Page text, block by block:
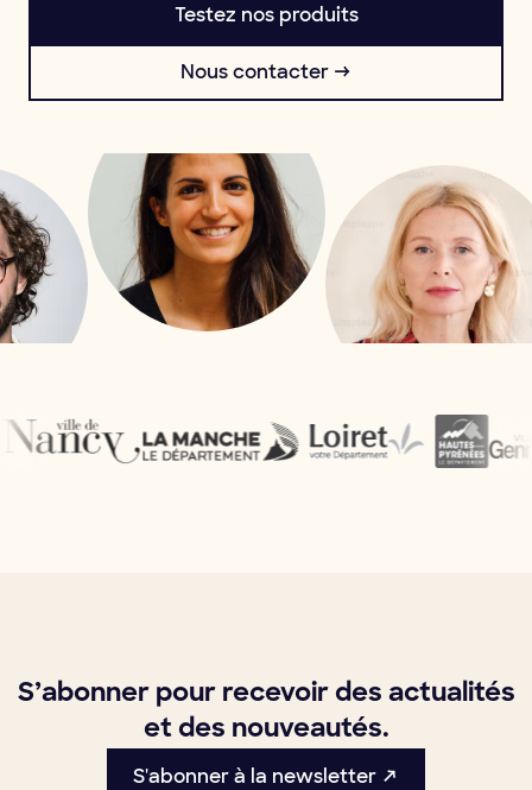
Testez nos produits
Nous contacter →
S’abonner pour recevoir des actualités
et des nouveautés.
S'abonner à la newsletter ↗